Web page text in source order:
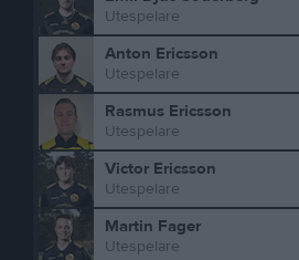
Utespelare
Anton Ericsson
Utespelare
Rasmus Ericsson
Utespelare
Victor Ericsson
Utespelare
Martin Fager
Utespelare